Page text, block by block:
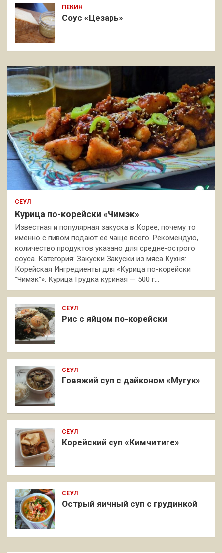
ПЕКИН
Соус «Цезарь»
СЕУЛ
Курица по-корейски «Чимэк»
Известная и популярная закуска в Корее, почему то
именно с пивом подают её чаще всего. Рекомендую,
количество продуктов указано для средне-острого
соуса. Категория: Закуски Закуски из мяса Кухня:
Корейская Ингредиенты для «Курица по-корейски
"Чимэк"»: Курица Грудка куриная — 500 г…
СЕУЛ
Рис с яйцом по-корейски
СЕУЛ
Говяжий суп с дайконом «Мугук»
СЕУЛ
Корейский суп «Кимчитиге»
СЕУЛ
Острый яичный суп с грудинкой